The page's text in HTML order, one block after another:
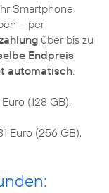
Smartphone
– per
über bis zu
Endpreis
automatisch
(128 GB),
Euro (256 GB),